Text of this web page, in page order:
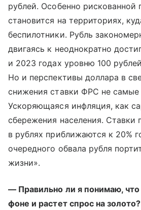
рублей. Особенно рискованной
становится на территориях,
беспилотники. Рубль
двигаясь к неоднократно
и 2023 годах уровню 100
Но и перспективы доллара в
снижения ставки ФРС не самые
Ускоряющаяся инфляция, как
сбережения населения. Ставки
в рублях приближаются к 20%
очередного обвала рубля
жизни».
— Правильно ли я понимаю,
фоне и растет спрос на золото?